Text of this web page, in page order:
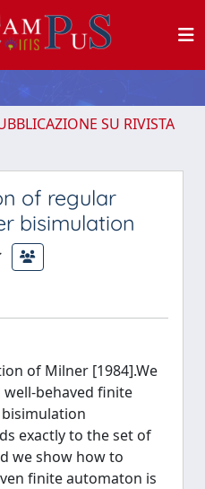
SU RIVISTA
of regular
bisimulation
of Milner [1984].We
behaved finite
exactly to the set of
we show how to
finite automaton is